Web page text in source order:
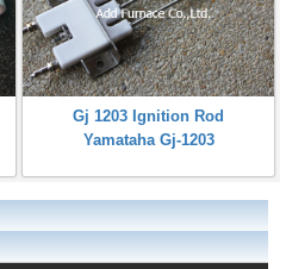
Gj 1203 Ignition Rod
Yamataha Gj-1203